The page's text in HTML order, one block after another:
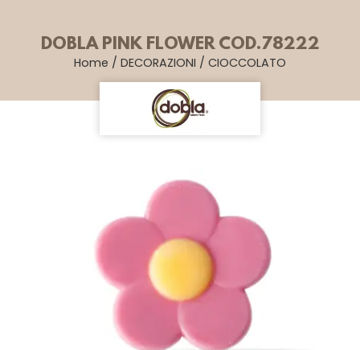
DOBLA PINK FLOWER COD.78222
Home / DECORAZIONI / CIOCCOLATO